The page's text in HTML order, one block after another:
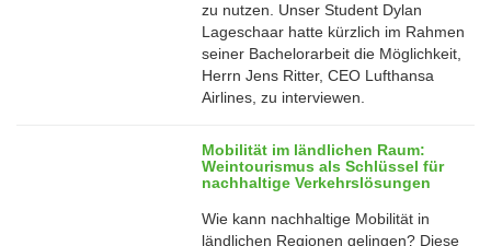
16
Oct
zu nutzen. Unser Student Dylan
Lageschaar hatte kürzlich im Rahmen
seiner Bachelorarbeit die Möglichkeit,
Herrn Jens Ritter, CEO Lufthansa
Airlines, zu interviewen.
Mobilität im ländlichen Raum:
Weintourismus als Schlüssel für
nachhaltige Verkehrslösungen
Wie kann nachhaltige Mobilität in
ländlichen Regionen gelingen? Diese